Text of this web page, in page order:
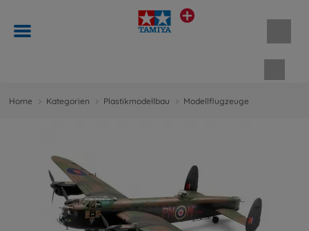
Home Kategorien Plastikmodellbau Modellflugzeuge